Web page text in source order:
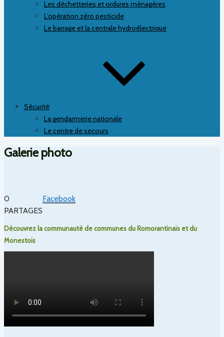
Les déchetteries et ordures ménagères
L’opération zéro pesticide
Le barrage et la centrale hydroélectrique
Sécurité
La gendarmerie nationale
Le centre de secours
Galerie photo
0
PARTAGES
Facebook
Découvrez la communauté de communes du Romorantinais et du
Monestois